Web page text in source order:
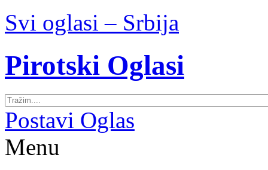
Svi oglasi – Srbija
Pirotski Oglasi
Postavi Oglas
Menu